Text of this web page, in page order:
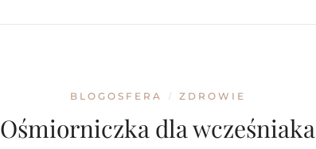
BLOGOSFERA / ZDROWIE
Ośmiorniczka dla wcześniaka